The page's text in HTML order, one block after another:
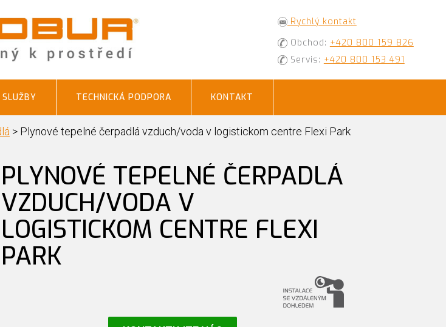
Rychlý kontakt
Obchod: +420 800 159 826
Servis: +420 800 153 491
SLUŽBY TECHNICKÁ PODPORA KONTAKT
> Plynové tepelné čerpadlá vzduch/voda v logistickom centre Flexi Park
PLYNOVÉ TEPELNÉ ČERPADLÁ
VZDUCH/VODA V
LOGISTICKOM CENTRE FLEXI
PARK